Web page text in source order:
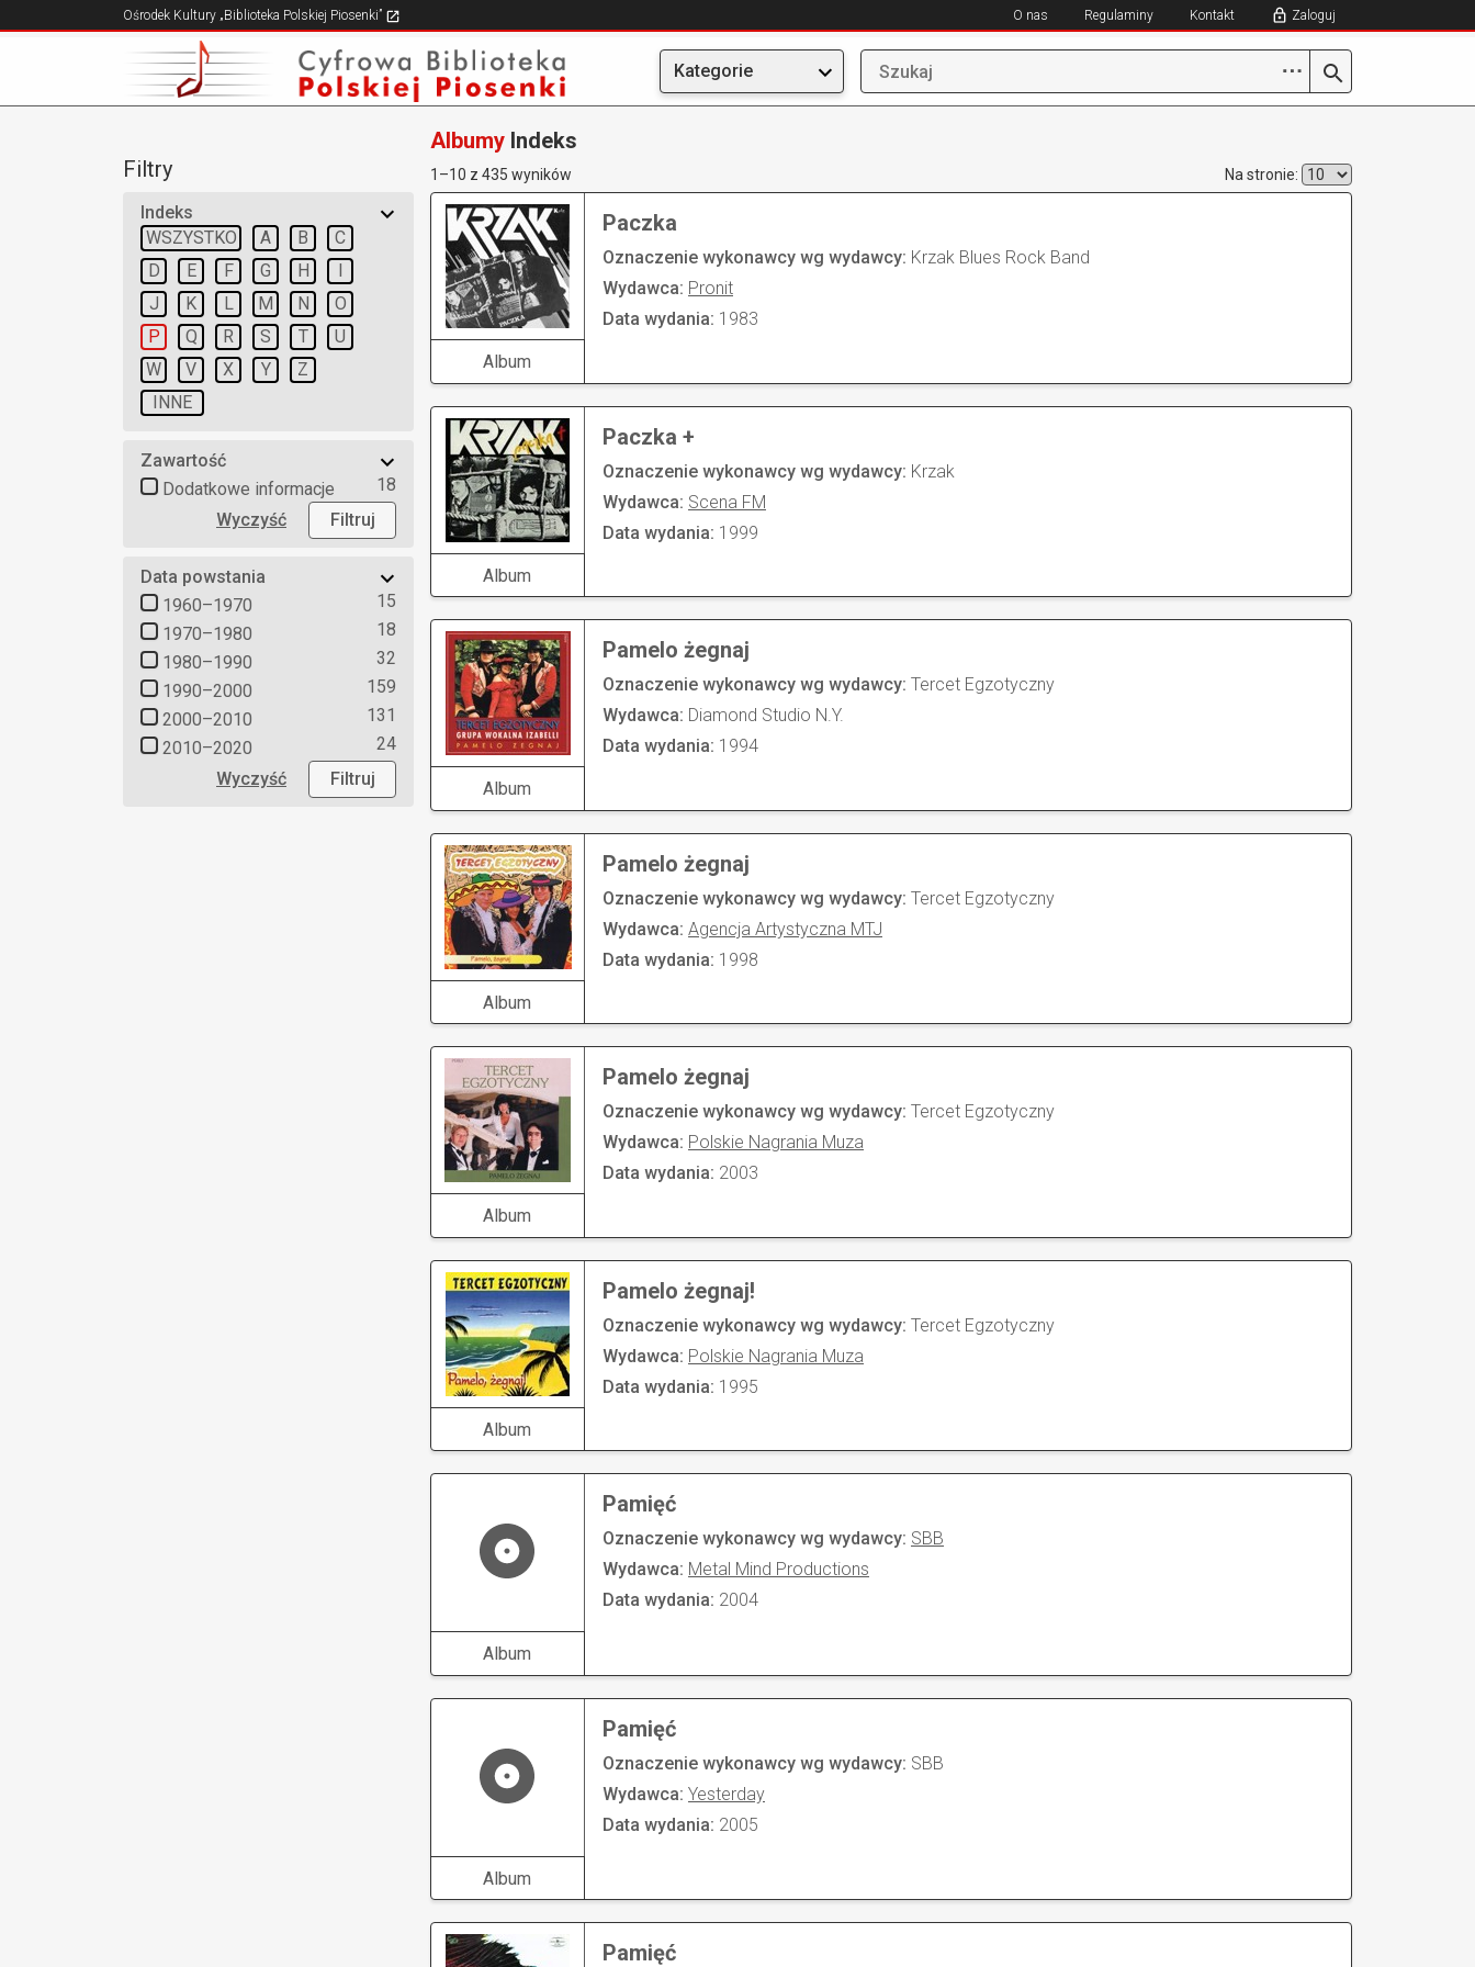
Ośrodek Kultury „Biblioteka Polskiej Piosenki” O nas Regulaminy Kontakt Zaloguj
Kategorie ⋯
Filtry
Indeks
WSZYSTKO
A B
C
D
E F G H
I
J
K L M N
O
P
Q R S T
U
W
V X Y
Z
INNE
Zawartość
Dodatkowe informacje
18
Wyczyść
Filtruj
Data powstania
1960–1970
15
1970–1980
18
1980–1990
32
1990–2000
159
2000–2010
131
2010–2020
24
Wyczyść
Filtruj
Albumy Indeks
1–10 z 435 wyników Na stronie:
Paczka
Oznaczenie wykonawcy wg wydawcy: Krzak Blues Rock Band
Wydawca: Pronit
Data wydania: 1983
Album
Paczka +
Oznaczenie wykonawcy wg wydawcy: Krzak
Wydawca: Scena FM
Data wydania: 1999
Album
Pamelo żegnaj
Oznaczenie wykonawcy wg wydawcy: Tercet Egzotyczny
Wydawca: Diamond Studio N.Y.
Data wydania: 1994
Album
Pamelo żegnaj
Oznaczenie wykonawcy wg wydawcy: Tercet Egzotyczny
Wydawca: Agencja Artystyczna MTJ
Data wydania: 1998
Album
Pamelo żegnaj
Oznaczenie wykonawcy wg wydawcy: Tercet Egzotyczny
Wydawca: Polskie Nagrania Muza
Data wydania: 2003
Album
Pamelo żegnaj!
Oznaczenie wykonawcy wg wydawcy: Tercet Egzotyczny
Wydawca: Polskie Nagrania Muza
Data wydania: 1995
Album
Pamięć
Oznaczenie wykonawcy wg wydawcy: SBB
Wydawca: Metal Mind Productions
Data wydania: 2004
Album
Pamięć
Oznaczenie wykonawcy wg wydawcy: SBB
Wydawca: Yesterday
Data wydania: 2005
Album
Pamięć